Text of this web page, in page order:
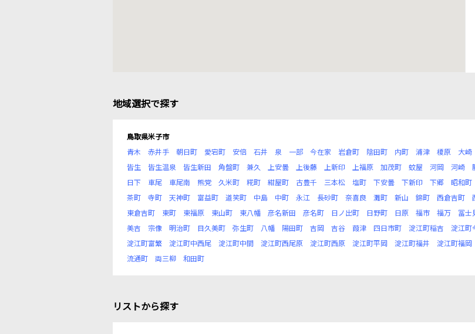
地域選択で探す
鳥取県米子市
青木
赤井手 朝日町 愛宕町 安倍 石井 泉 一部 今在家 岩倉町 陰田町 内町 浦津 榎原 大崎
皆生
皆生温泉 皆生新田 角盤町 兼久 上安曇 上後藤 上新印 上福原 加茂町 蚊屋 河岡 河崎
日下
車尾 車尾南 熊党 久米町 糀町 紺屋町 古豊千 三本松 塩町 下安曇 下新印 下郷 昭和町
茶町
寺町 天神町 富益町 道笑町 中島 中町 永江 長砂町 奈喜良 灘町 新山 錦町 西倉吉町
東倉吉町
東町 東福原 東山町 東八幡 彦名新田 彦名町 日ノ出町 日野町 日原 福市 福万 冨士
美吉
宗像 明治町 目久美町 弥生町 八幡 陽田町 吉岡 吉谷 葭津 四日市町 淀江町稲吉 淀江町
淀江町富繁
淀江町中西尾 淀江町中間 淀江町西尾原 淀江町西原 淀江町平岡 淀江町福井 淀江町福岡
流通町
両三柳 和田町
リストから探す